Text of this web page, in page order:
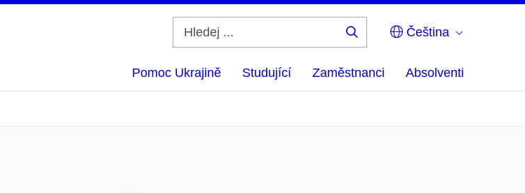
Čeština
Pomoc Ukrajině Studující Zaměstnanci Absolventi